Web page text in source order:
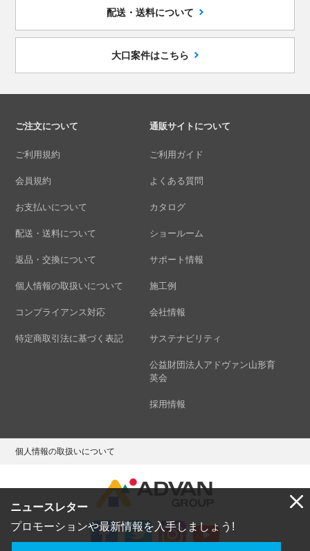
ニュースレター
プロモーションや最新情報を入手しましょう!
配送・送料について
大口案件はこちら
ご注文について
ご利用規約
会員規約
お支払いについて
配送・送料について
返品・交換について
個人情報の取扱いについて
コンプライアンス対応
特定商取引法に基づく表記
通販サイトについて
ご利用ガイド
よくある質問
カタログ
ショールーム
サポート情報
施工例
会社情報
サステナビリティ
公益財団法人アドヴァン山形育
英会
採用情報
個人情報の取扱いについて